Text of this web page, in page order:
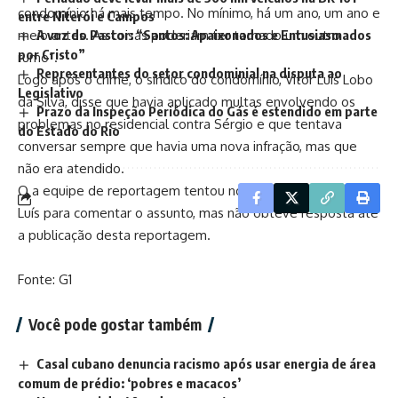
condomínio há mais tempo. No mínimo, há um ano, um ano e
meio antes. As coisas poderiam ter tomado um outro
rumo”.
Logo após o crime, o síndico do condomínio, Vitor Luís Lobo
da Silva, disse que havia aplicado multas envolvendo os
problemas no residencial contra Sérgio e que tentava
conversar sempre que havia uma nova infração, mas que
não era atendido.
O a equipe de reportagem tentou novo contato com Vitor
Luís para comentar o assunto, mas não obteve resposta até
a publicação desta reportagem.
Fonte: G1
Você pode gostar também
Casal cubano denuncia racismo após usar energia de área
comum de prédio: ‘pobres e macacos’
entre Niterói e Campos
A voz do Pastor: “Santos: Apaixonados e Entusiasmados
por Cristo”
Representantes do setor condominial na disputa ao
Legislativo
Prazo da Inspeção Periódica do Gás é estendido em parte
do Estado do Rio